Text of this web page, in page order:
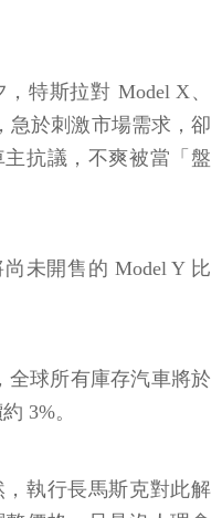
特斯拉對 Model X、
急於刺激市場需求，卻
抗議，不爽被當「盤
未開售的 Model Y 比
全球所有庫存汽車將於
3%。
執行長馬斯克對此解